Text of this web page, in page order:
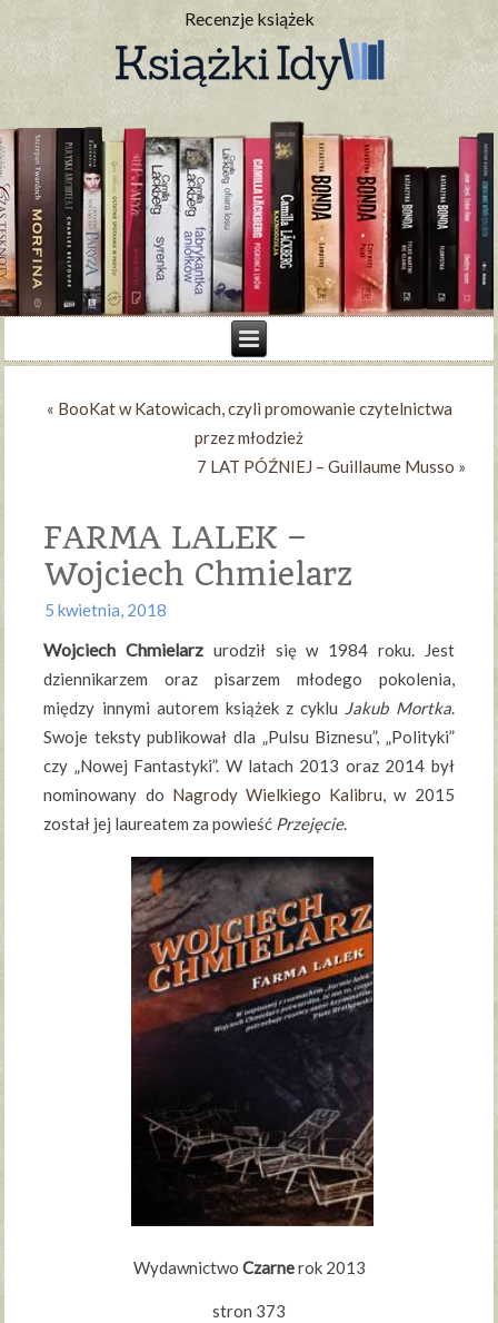
Recenzje książek
« BooKat w Katowicach, czyli promowanie czytelnictwa
przez młodzież
7 LAT PÓŹNIEJ – Guillaume Musso »
FARMA LALEK –
Wojciech Chmielarz
5 kwietnia, 2018
Wojciech Chmielarz urodził się w 1984 roku. Jest
dziennikarzem oraz pisarzem młodego pokolenia,
między innymi autorem książek z cyklu Jakub Mortka.
Swoje teksty publikował dla „Pulsu Biznesu”, „Polityki”
czy „Nowej Fantastyki”. W latach 2013 oraz 2014 był
nominowany do Nagrody Wielkiego Kalibru, w 2015
został jej laureatem za powieść Przejęcie.
Wydawnictwo Czarnerok 2013
stron 373